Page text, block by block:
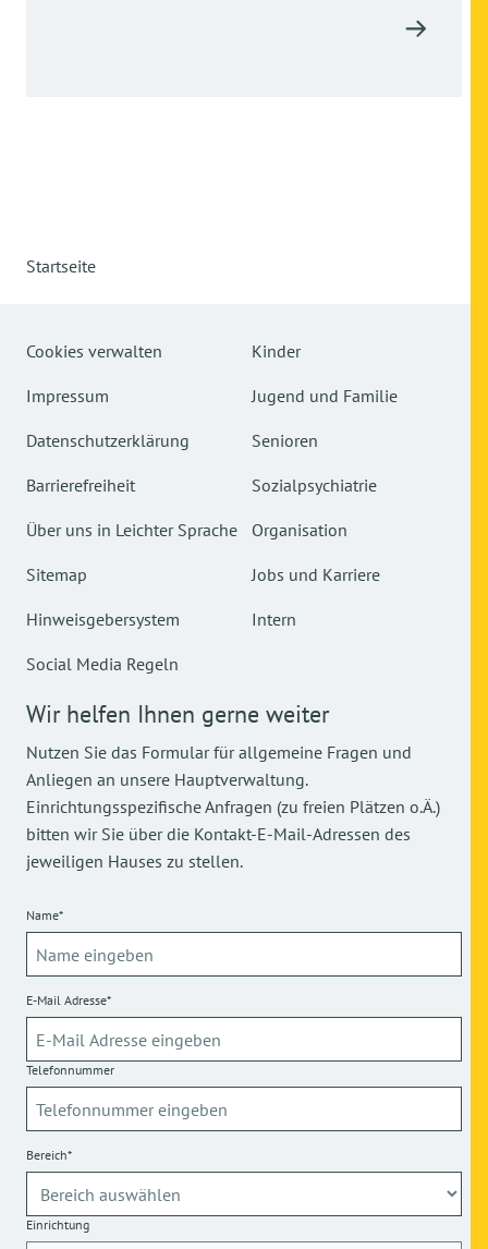
Startseite
Cookies verwalten
Impressum
Datenschutzerklärung
Barrierefreiheit
Über uns in Leichter Sprache
Sitemap
Hinweisgebersystem
Social Media Regeln
Kinder
Jugend und Familie
Senioren
Sozialpsychiatrie
Organisation
Jobs und Karriere
Intern
Wir helfen Ihnen gerne weiter
Nutzen Sie das Formular für allgemeine Fragen und
Anliegen an unsere Hauptverwaltung.
Einrichtungsspezifische Anfragen (zu freien Plätzen o.Ä.)
bitten wir Sie über die Kontakt-E-Mail-Adressen des
jeweiligen Hauses zu stellen.
Name*
E-Mail Adresse*
Telefonnummer
Bereich*
Einrichtung